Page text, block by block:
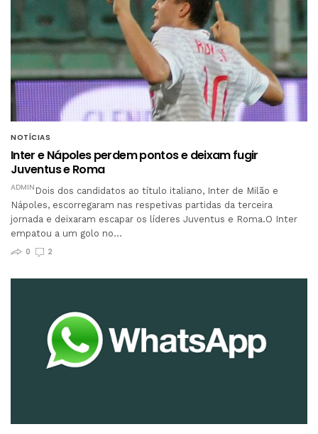
NOTÍCIAS
Inter e Nápoles perdem pontos e deixam fugir
Juventus e Roma
ADMIN Dois dos candidatos ao título italiano, Inter de Milão e
Nápoles, escorregaram nas respetivas partidas da terceira
jornada e deixaram escapar os líderes Juventus e Roma.O Inter
empatou a um golo no…
0
2